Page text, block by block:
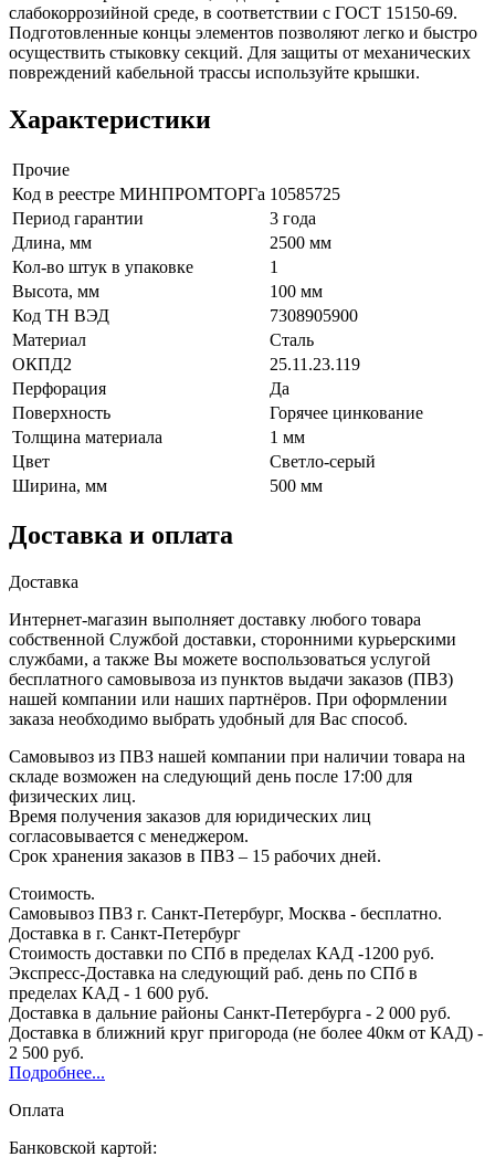
слабокоррозийной среде, в соответствии с ГОСТ 15150-69.
Подготовленные концы элементов позволяют легко и быстро
осуществить стыковку секций. Для защиты от механических
повреждений кабельной трассы используйте крышки.
Характеристики
Прочие
Код в реестре МИНПРОМТОРГа 10585725
Период гарантии
3 года
Длина, мм
2500 мм
Кол-во штук в упаковке
1
Высота, мм
100 мм
Код ТН ВЭД
7308905900
Материал
Сталь
ОКПД2
25.11.23.119
Перфорация
Да
Поверхность
Горячее цинкование
Толщина материала
1 мм
Цвет
Светло-серый
Ширина, мм
500 мм
Доставка и оплата
Доставка
Интернет-магазин выполняет доставку любого товара
собственной Службой доставки, сторонними курьерскими
службами, а также Вы можете воспользоваться услугой
бесплатного самовывоза из пунктов выдачи заказов (ПВЗ)
нашей компании или наших партнёров. При оформлении
заказа необходимо выбрать удобный для Вас способ.
Самовывоз из ПВЗ нашей компании при наличии товара на
складе возможен на следующий день после 17:00 для
физических лиц.
Время получения заказов для юридических лиц
согласовывается с менеджером.
Срок хранения заказов в ПВЗ – 15 рабочих дней.
Стоимость.
Самовывоз ПВЗ г. Санкт-Петербург, Москва - бесплатно.
Доставка в г. Санкт-Петербург
Стоимость доставки по СПб в пределах КАД -1200 руб.
Экспресс-Доставка на следующий раб. день по СПб в
пределах КАД - 1 600 руб.
Доставка в дальние районы Санкт-Петербурга - 2 000 руб.
Доставка в ближний круг пригорода (не более 40км от КАД) -
2 500 руб.
Подробнее...
Оплата
Банковской картой: